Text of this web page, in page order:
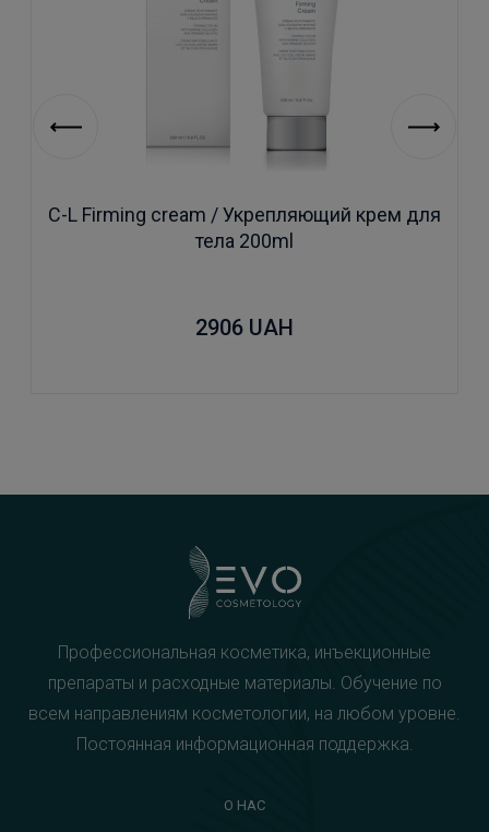
C-L Firming cream / Укрепляющий крем для
тела 200ml
2906 UAH
Профессиональная косметика, инъекционные
препараты и расходные материалы. Обучение по
всем направлениям косметологии, на любом уровне.
Постоянная информационная поддержка.
О НАС